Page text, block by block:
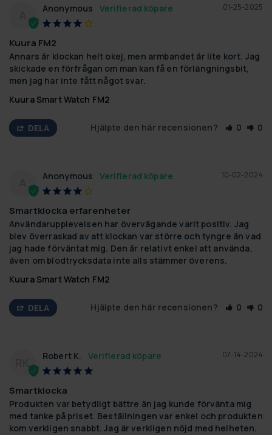
01-25-2025
Anonymous
Kuura FM2
Annars är klockan helt okej, men armbandet är lite kort. Jag
skickade en förfrågan om man kan få en förlängningsbit,
men jag har inte fått något svar.
Kuura Smart Watch FM2
DELA Hjälpte den här recensionen? 0 0
10-02-2024
Anonymous
Smartklocka erfarenheter
Användarupplevelsen har övervägande varit positiv. Jag
blev överraskad av att klockan var större och tyngre än vad
jag hade förväntat mig. Den är relativt enkel att använda,
även om blodtrycksdata inte alls stämmer överens.
Kuura Smart Watch FM2
DELA Hjälpte den här recensionen? 0 0
RK
07-14-2024
Robert K.
Smartklocka
Produkten var betydligt bättre än jag kunde förvänta mig
med tanke på priset. Beställningen var enkel och produkten
kom verkligen snabbt. Jag är verkligen nöjd med helheten.